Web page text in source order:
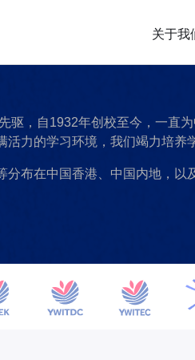
关于我
驱，自1932年创校至今，一直
力的学习环境，我们竭力培养
布在中国香港、中国内地，以